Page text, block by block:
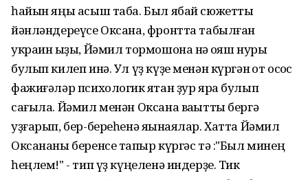
һайын яңы асыш таба. Был ябай сюжетты
йәнләндереүсе Оксана, фронтта табылған
украин ҡыҙы, Йәмил тормошона нәҡ ҡояш нуры
булып килеп инә. Ул үҙ күҙе менән күргән ҡот осҡос
фажиғәләр психологик яҡтан ҙур яра булып
сағыла. Йәмил менән Оксана ваҡытты бергә
уҙғарып, бер-береһенә яҡынаялар. Хатта Йәмил
Оксананы беренсе тапҡыр күргәс тә :"Был минең
һеңлем!" - тип үҙ күңеленә индерҙе. Тик